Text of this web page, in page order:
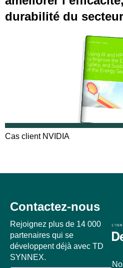
durabilité du
Cas client NVIDIA
Contactez-nous
Rejoignez plus de 14 000
partenaires qui se
développent déjà avec TD
SYNNEX.